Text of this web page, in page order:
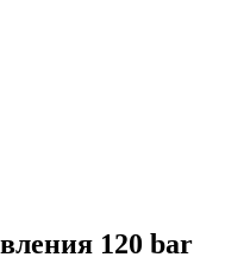
120 bar